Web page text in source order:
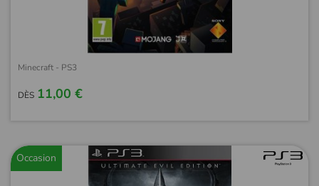
Minecraft - PS3
DÈS 11,00 €
Occasion